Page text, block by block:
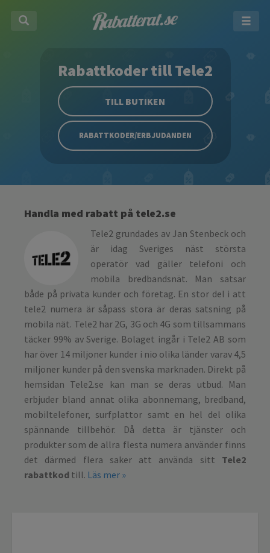
Rabattkoder till Tele2
TILL BUTIKEN
RABATTKODER/ERBJUDANDEN
Handla med rabatt på tele2.se
Tele2 grundades av Jan Stenbeck och
är idag Sveriges näst största
operatör vad gäller telefoni och
mobila bredbandsnät. Man satsar
både på privata kunder och företag. En stor del i att
tele2 numera är såpass stora är deras satsning på
mobila nät. Tele2 har 2G, 3G och 4G som tillsammans
täcker 99% av Sverige. Bolaget ingår i Tele2 AB som
har över 14 miljoner kunder i nio olika länder varav 4,5
miljoner kunder på den svenska marknaden. Direkt på
hemsidan Tele2.se kan man se deras utbud. Man
erbjuder bland annat olika abonnemang, bredband,
mobiltelefoner, surfplattor samt en hel del olika
spännande tillbehör. Då detta är tjänster och
produkter som de allra flesta numera använder finns
det därmed flera saker att använda sitt Tele2
rabattkod till. Läs mer »